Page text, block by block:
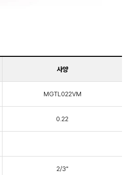
사양
MGTL022VM
0.22
2/3"